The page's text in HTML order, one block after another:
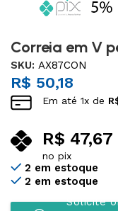
Correia em V
SKU:AX87CON
R$ 50,18
Em até1x de
R$ 47,67
no pix
2 em estoque
2 em estoque
Solicite